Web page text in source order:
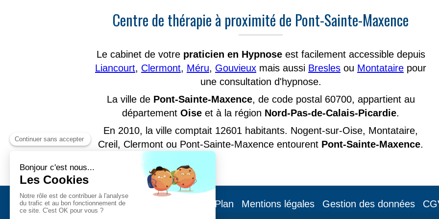
Centre de thérapie à proximité de Pont-Sainte-Maxence
Le cabinet de votre praticien en Hypnoseest facilement accessible depuis
Liancourt, Clermont, Méru, Gouvieux mais aussi Bresles ou Montataire pour
une consultation d'hypnose.
La ville de Pont-Sainte-Maxence, de code postal 60700, appartient au
département Oise et à la région Nord-Pas-de-Calais-Picardie.
En 2010, la ville comptait 12601 habitants. Nogent-sur-Oise, Montataire,
Creil, Clermont ou Pont-Sainte-Maxence entourent Pont-Sainte-Maxence.
Plan Mentions légales Gestion des données